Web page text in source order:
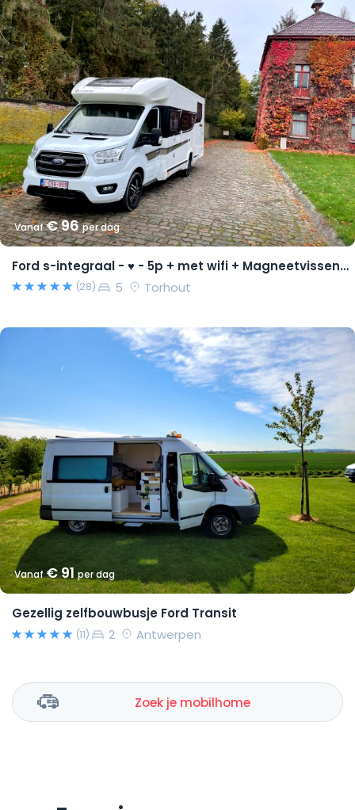
Vanaf€ 96per dag
Ford s-integraal - ♥ - 5p + met wifi + Magneetvissen PRO pakket
(28) 5 Torhout
Vanaf€ 91per dag
Gezellig zelfbouwbusje Ford Transit
(11) 2 Antwerpen
Zoek je mobilhome